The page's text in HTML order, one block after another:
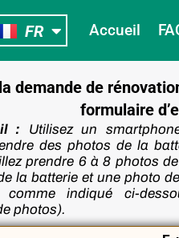
FR
NL
Accueil
demande de
formulaire
: Utilisez un
des photos de la
prendre 6 à 8 photos
la batterie et une photo
indiqué ci-
photos).